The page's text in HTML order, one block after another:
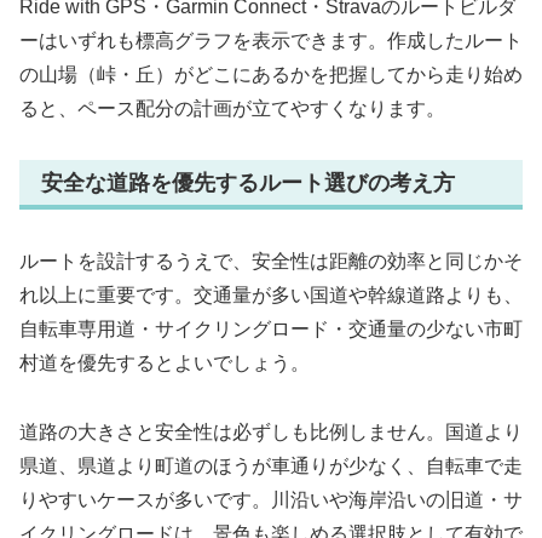
Ride with GPS・Garmin Connect・Stravaのルートビルダ
ーはいずれも標高グラフを表示できます。作成したルート
の山場（峠・丘）がどこにあるかを把握してから走り始め
ると、ペース配分の計画が立てやすくなります。
安全な道路を優先するルート選びの考え方
ルートを設計するうえで、安全性は距離の効率と同じかそ
れ以上に重要です。交通量が多い国道や幹線道路よりも、
自転車専用道・サイクリングロード・交通量の少ない市町
村道を優先するとよいでしょう。
道路の大きさと安全性は必ずしも比例しません。国道より
県道、県道より町道のほうが車通りが少なく、自転車で走
りやすいケースが多いです。川沿いや海岸沿いの旧道・サ
イクリングロードは、景色も楽しめる選択肢として有効で